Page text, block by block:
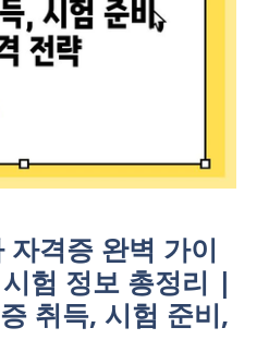
자격증 완벽 가이
험 정보 총정리 |
취득, 시험 준비,